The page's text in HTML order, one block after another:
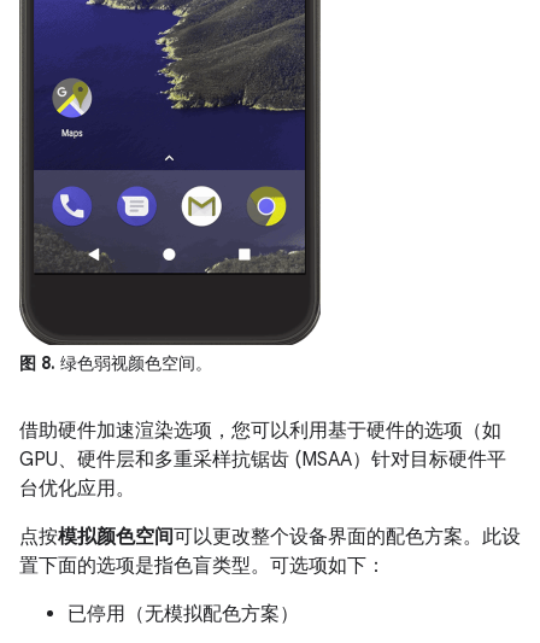
图 8. 绿色弱视颜色空间。
借助硬件加速渲染选项，您可以利用基于硬件的选项（如
GPU、硬件层和多重采样抗锯齿 (MSAA）针对目标硬件平
台优化应用。
点按模拟颜色空间可以更改整个设备界面的配色方案。此设
置下面的选项是指色盲类型。可选项如下：
已停用（无模拟配色方案）